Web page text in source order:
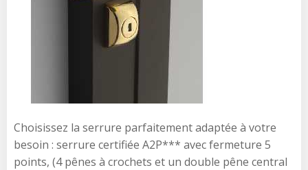
Choisissez la serrure parfaitement adaptée à votre
besoin : serrure certifiée A2P*** avec fermeture 5
points, (4 pênes à crochets et un double pêne central